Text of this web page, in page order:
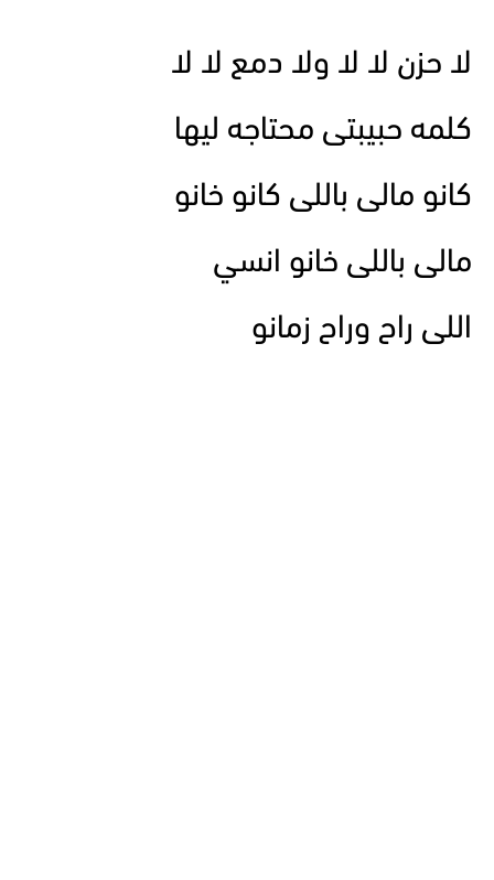
لا حزن لا لا ولا دمع لا لا
كلمه حبيبتى محتاجه ليها
كانو مالى باللى كانو خانو
مالى باللى خانو انسي
اللى راح وراح زمانو